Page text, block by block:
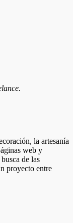
la artesanía
web y
de las
proyecto entre